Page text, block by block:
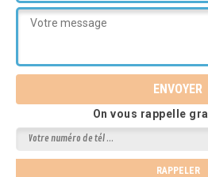
On vous rappelle